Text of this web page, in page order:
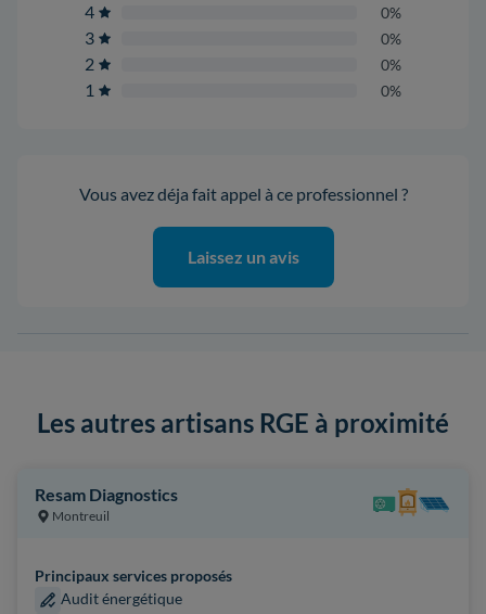
4 0%
3 0%
2 0%
1 0%
Vous avez déja fait appel à ce professionnel ?
Laissez un avis
Les autres artisans RGE à proximité
Resam Diagnostics
Montreuil
Principaux services proposés
Audit énergétique